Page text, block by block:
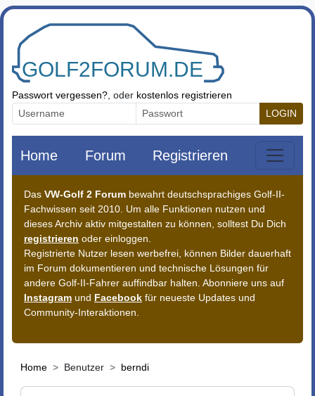
Zum Inhalt springen
Passwort vergessen? , oder kostenlos registrieren
LOGIN
Home Forum Registrieren
Das VW-Golf 2 Forum bewahrt deutschsprachiges Golf-II-
Fachwissen seit 2010. Um alle Funktionen nutzen und
dieses Archiv aktiv mitgestalten zu können, solltest Du Dich
registrieren oder einloggen.
Registrierte Nutzer lesen werbefrei, können Bilder dauerhaft
im Forum dokumentieren und technische Lösungen für
andere Golf-II-Fahrer auffindbar halten. Abonniere uns auf
Instagram und Facebook für neueste Updates und
Community-Interaktionen.
Home Benutzer berndi